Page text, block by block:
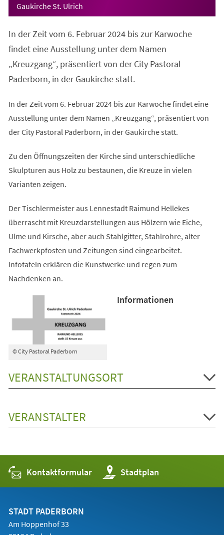
Gaukirche St. Ulrich
In der Zeit vom 6. Februar 2024 bis zur Karwoche
findet eine Ausstellung unter dem Namen
„Kreuzgang“, präsentiert von der City Pastoral
Paderborn, in der Gaukirche statt.
In der Zeit vom 6. Februar 2024 bis zur Karwoche findet eine
Ausstellung unter dem Namen „Kreuzgang“, präsentiert von
der City Pastoral Paderborn, in der Gaukirche statt.
Zu den Öffnungszeiten der Kirche sind unterschiedliche
Skulpturen aus Holz zu bestaunen, die Kreuze in vielen
Varianten zeigen.
Der Tischlermeister aus Lennestadt Raimund Hellekes
überrascht mit Kreuzdarstellungen aus Hölzern wie Eiche,
Ulme und Kirsche, aber auch Stahlgitter, Stahlrohre, alter
Fachwerkpfosten und Zeitungen sind eingearbeitet.
Infotafeln erklären die Kunstwerke und regen zum
Nachdenken an.
© City Pastoral Paderborn
Informationen
VERANSTALTUNGSORT
VERANSTALTER
Kontaktformular Stadtplan
(Öffnet
in
einem
STADT PADERBORN
Am Hoppenhof 33